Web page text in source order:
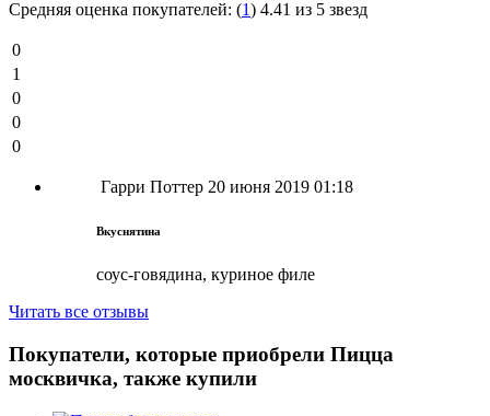
Средняя оценка покупателей: (1) 4.41 из 5 звезд
0
1
0
0
0
Гарри Поттер 20 июня 2019 01:18
Вкуснятина
соус-говядина, куриное филе
Читать все отзывы
Покупатели, которые приобрели Пицца
москвичка, также купили